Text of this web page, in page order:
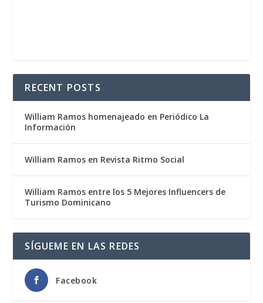
RECENT POSTS
William Ramos homenajeado en Periódico La
Información
William Ramos en Revista Ritmo Social
William Ramos entre los 5 Mejores Influencers de
Turismo Dominicano
SÍGUEME EN LAS REDES
Facebook